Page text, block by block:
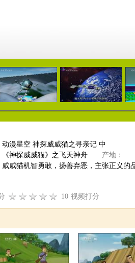
10:22 09:57
动漫星空 神探威威猫之寻亲记 中
《神探威威猫》之飞天神舟 产地：
威威猫机智勇敢，扬善弃恶，主张正义的
10 视频打分